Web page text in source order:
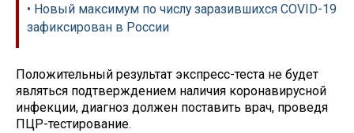
• Новый максимум по числу заразившихся COVID-19
зафиксирован в России
Положительный результат экспресс-теста не будет
являться подтверждением наличия коронавирусной
инфекции, диагноз должен поставить врач, проведя
ПЦР-тестирование.